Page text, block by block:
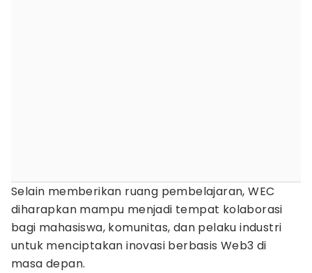
Selain memberikan ruang pembelajaran, WEC
diharapkan mampu menjadi tempat kolaborasi
bagi mahasiswa, komunitas, dan pelaku industri
untuk menciptakan inovasi berbasis Web3 di
masa depan.